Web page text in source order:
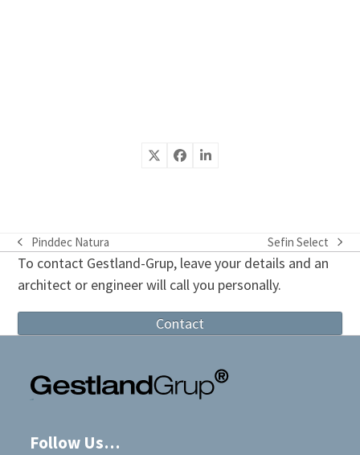
previous
post:
Pinddec Natura
next
post:
Sefin Select
To contact Gestland-Grup, leave your details and an
architect or engineer will call you personally.
Contact
Follow Us…